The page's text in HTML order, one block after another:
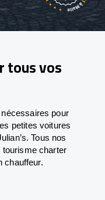
tous vos
pour
petites voitures
Tous nos
charter
chauffeur.